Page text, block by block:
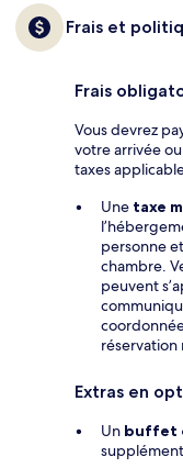
Frais et
Frais
Vous devrez
votre arrivée
taxes
Une taxe
personne
chambre.
peuvent
réservation
Extras en
Un buffet